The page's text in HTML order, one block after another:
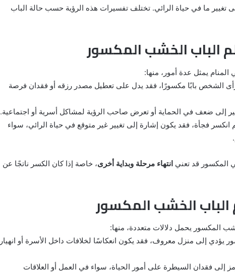
تغيير ما في حياة الرائي. تختلف تفسيرات هذه الرؤية حسب حالة الباب
الباب الخشب المكسور
يمثل عدة أمور، منها:
الشخص بابًا مكسورًا، فقد يدل على تعطيل مصدر رزقه أو فقدان فرصة
إلى ضعف في الحماية أو تعرض صاحب الرؤية لمشاكل أسرية أو اجتماعية.
انكسر فجأة، فقد يكون إشارة إلى تغيير غير متوقع في حياة الرائي، سواء
المكسور قد تعني انتهاء مرحلة وبداية أخرى، خاصة إذا كان الكسر ناتجًا عن
الباب الخشب المكسور
المكسور يحمل دلالات متعددة، منها:
يؤدي إلى منزل معروف، فقد يكون انعكاسًا لخلافات داخل الأسرة أو انهيار
إلى فقدان السيطرة على أمور الحياة، سواء في العمل أو العلاقات
للمتزوجة
الحمام
المتسخ
المنام:
دلالات
والنابلسي
دلالات وتفسيرات ابن سيرين والنابلسي